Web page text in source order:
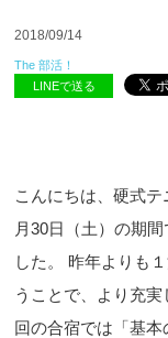
2018/09/14
The 部活！
LINEで送る
こんにちは、硬式
月30日（土）の期
した。 昨年よりも
うことで、より充
回の合宿では「基